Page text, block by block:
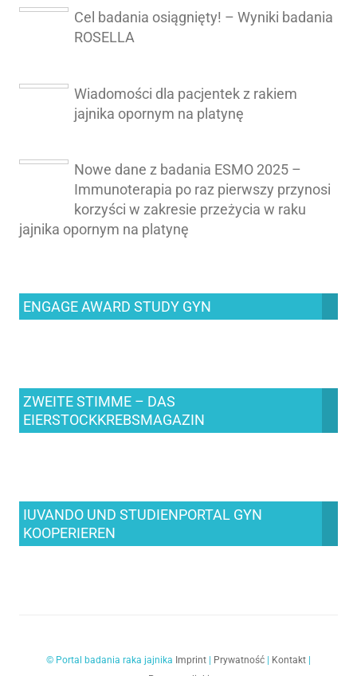
Cel badania osiągnięty! – Wyniki badania
ROSELLA
Wiadomości dla pacjentek z rakiem
jajnika opornym na platynę
Nowe dane z badania ESMO 2025 –
Immunoterapia po raz pierwszy przynosi
korzyści w zakresie przeżycia w raku
jajnika opornym na platynę
ENGAGE AWARD STUDY GYN
ZWEITE STIMME – DAS
EIERSTOCKKREBSMAGAZIN
IUVANDO UND STUDIENPORTAL GYN
KOOPERIEREN
© Portal badania raka jajnika Imprint Prywatność Kontakt